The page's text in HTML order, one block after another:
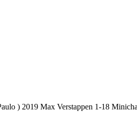
) 2019 Max Verstappen 1-18